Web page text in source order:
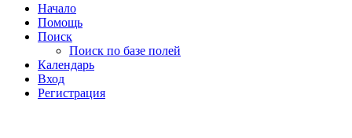
Начало
Помощь
Поиск
Поиск по базе полей
Календарь
Вход
Регистрация